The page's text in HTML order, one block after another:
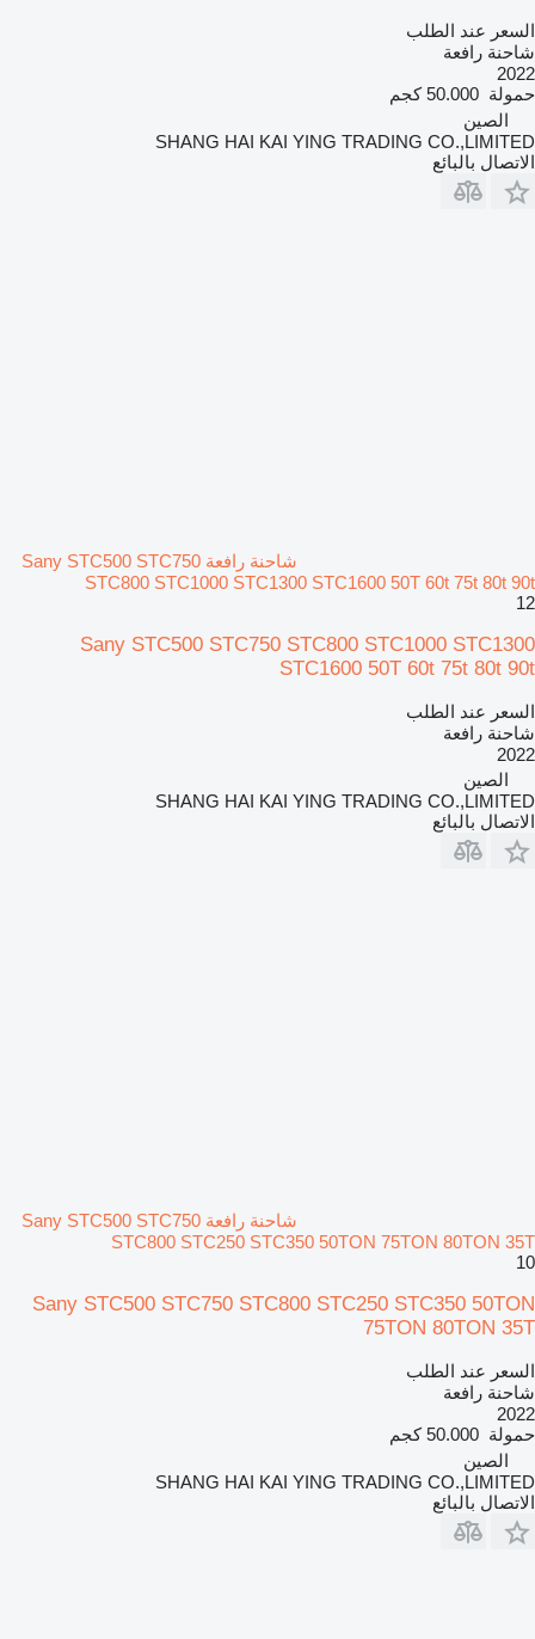
السعر عند الطلب
شاحنة رافعة
2022
حمولة 50.000 كجم
الصين
SHANG HAI KAI YING TRADING CO.,LIMITED
الاتصال بالبائع
شاحنة رافعة Sany STC500 STC750
STC800 STC1000 STC1300 STC1600 50T 60t 75t 80t 90t
12
Sany STC500 STC750 STC800 STC1000 STC1300
STC1600 50T 60t 75t 80t 90t
السعر عند الطلب
شاحنة رافعة
2022
الصين
SHANG HAI KAI YING TRADING CO.,LIMITED
الاتصال بالبائع
شاحنة رافعة Sany STC500 STC750
STC800 STC250 STC350 50TON 75TON 80TON 35T
10
Sany STC500 STC750 STC800 STC250 STC350 50TON
75TON 80TON 35T
السعر عند الطلب
شاحنة رافعة
2022
حمولة 50.000 كجم
الصين
SHANG HAI KAI YING TRADING CO.,LIMITED
الاتصال بالبائع